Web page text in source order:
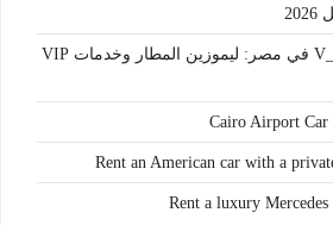
ايجار مرسيدس V_Class في مصر: ليموزين المطار وخدمات VIP
Cairo Airport Car
Rent an American car with a
Rent a luxury Mercedes